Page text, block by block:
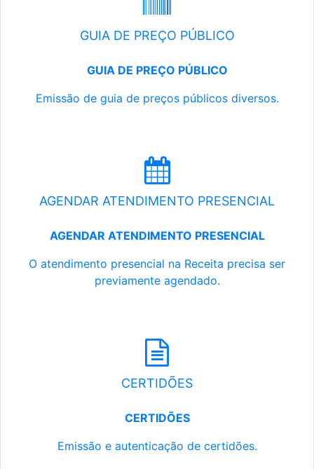
GUIA DE PREÇO PÚBLICO
GUIA DE PREÇO PÚBLICO
Emissão de guia de preços públicos diversos.
AGENDAR ATENDIMENTO PRESENCIAL
AGENDAR ATENDIMENTO PRESENCIAL
O atendimento presencial na Receita precisa ser
previamente agendado.
CERTIDÕES
CERTIDÕES
Emissão e autenticação de certidões.